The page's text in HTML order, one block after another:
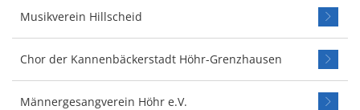
Musikverein Hillscheid
Chor der Kannenbäckerstadt Höhr-Grenzhausen
Männergesangverein Höhr e.V.